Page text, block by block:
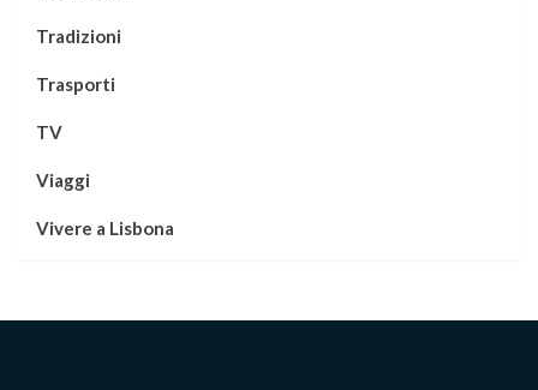
Tradizioni
Trasporti
TV
Viaggi
Vivere a Lisbona